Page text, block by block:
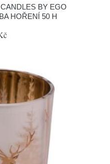
BY EGO
HOŘENÍ 50 H